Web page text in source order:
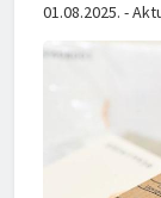
01.08.2025. -